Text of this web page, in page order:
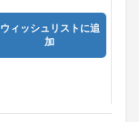
ウィッシュリストに追
加